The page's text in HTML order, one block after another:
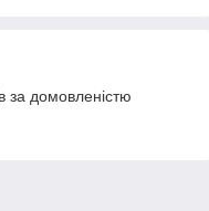
за домовленістю